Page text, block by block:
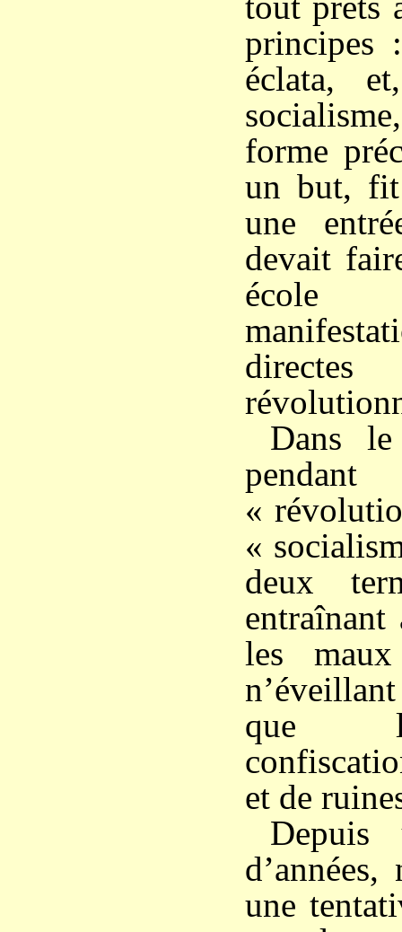
principes
éclata,
forme
un but, fit
une
devait
Dans
pendant
«
«
deux
les
que
et de
Depuis
une